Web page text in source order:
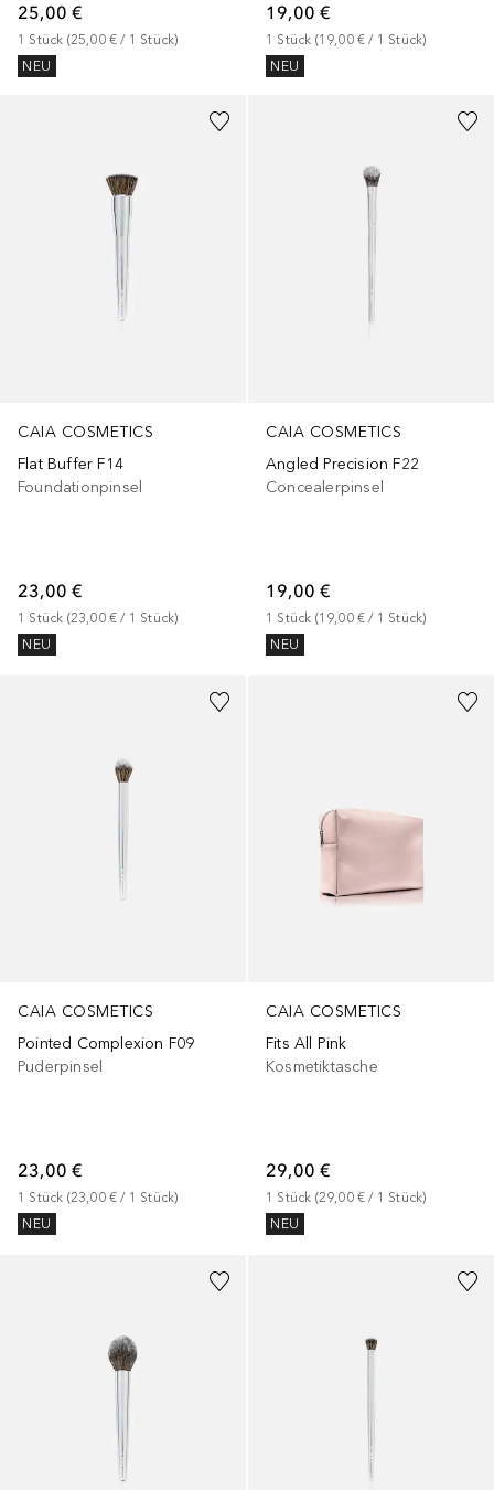
25,00 €
1 Stück (25,00 € / 1 Stück)
NEU
19,00 €
1 Stück (19,00 € / 1 Stück)
NEU
CAIA COSMETICS
Flat Buffer F14
Foundationpinsel
23,00 €
1 Stück (23,00 € / 1 Stück)
NEU
CAIA COSMETICS
Angled Precision F22
Concealerpinsel
19,00 €
1 Stück (19,00 € / 1 Stück)
NEU
CAIA COSMETICS
Pointed Complexion F09
Puderpinsel
23,00 €
1 Stück (23,00 € / 1 Stück)
NEU
CAIA COSMETICS
Fits All Pink
Kosmetiktasche
29,00 €
1 Stück (29,00 € / 1 Stück)
NEU